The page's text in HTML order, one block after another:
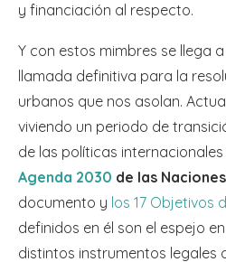
y financiación al respecto.
Y con estos mimbres se llega
llamada definitiva para la
urbanos que nos asolan.
viviendo un periodo de
de las políticas
Agenda 2030 de las
documento y los 17 Objetivos
definidos en él son el espejo
distintos instrumentos legales